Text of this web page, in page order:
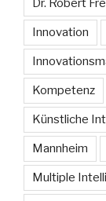
Dr. Robert
Innovation
Kompetenz
Künstliche
Mannheim
Multiple